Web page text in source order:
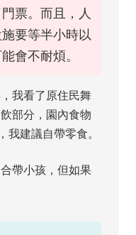
票。而且，人
要等半小時以
會不耐煩。
我看了原住民舞
部分，園內食物
我建議自帶零食。
帶小孩，但如果